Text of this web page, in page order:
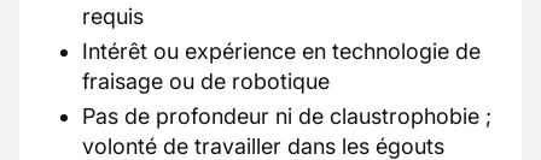
requis
Intérêt ou expérience en technologie de
fraisage ou de robotique
Pas de profondeur ni de claustrophobie ;
volonté de travailler dans les égouts